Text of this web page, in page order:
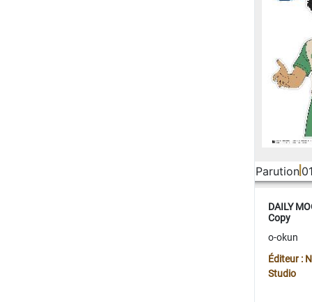
Parution
DAILY
Copy
o-okun
Éditeur :
Studio